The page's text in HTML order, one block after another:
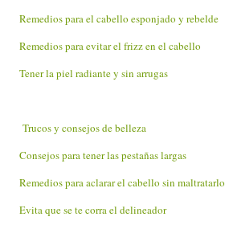
Remedios para el cabello esponjado y rebelde
Remedios para evitar el frizz en el cabello
Tener la piel radiante y sin arrugas
Trucos y consejos de belleza
Consejos para tener las pestañas largas
Remedios para aclarar el cabello sin maltratarlo
Evita que se te corra el delineador